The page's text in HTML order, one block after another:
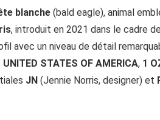
blanche (bald eagle), animal
, introduit en 2021 dans le cadre
avec un niveau de détail
UNITED STATES OF AMERICA, 1
JN (Jennie Norris, designer) et